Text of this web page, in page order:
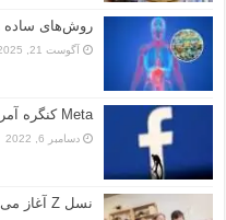
روش‌های ساده و
آگوست 21, 2025
Meta کنگره آمریکا را تهدید کرد
دسامبر 6, 2022
نسل Z آغاز می شوند!